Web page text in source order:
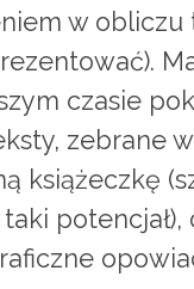
w obliczu
czasie
zebrane w
książeczkę
potencjał),